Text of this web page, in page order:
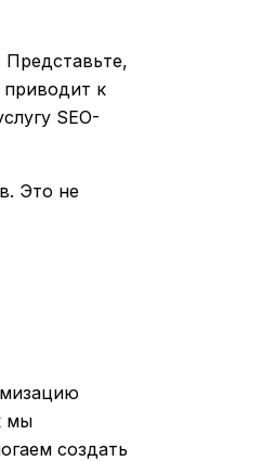
Представьте,
приводит к
SEO-
Это не
мы
создать